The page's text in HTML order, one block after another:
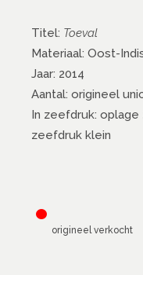
Titel: Toeval
Materiaal: Oost-
Jaar: 2014
Aantal: origineel
In zeefdruk:
zeefdruk klein
• origineel verkocht